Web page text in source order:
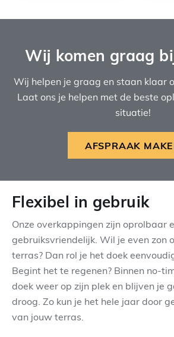
Wij komen graag
Wij helpen je graag en staan klaar
Laat ons je helpen met de beste
situatie!
AFSPRAAK
Flexibel in gebruik
Onze overkappingen zijn oprolbaar
gebruiksvriendelijk. Wil je even zon
terras? Dan rol je het doek
Begint het te regenen? Binnen no-
doek weer op zijn plek en blijven je
droog. Zo kun je het hele jaar door
van jouw terras.